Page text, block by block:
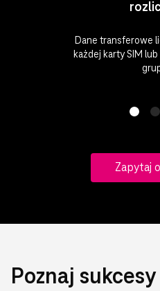
Dane transferowe
każdej karty SIM
Zapytaj
Poznaj sukcesy